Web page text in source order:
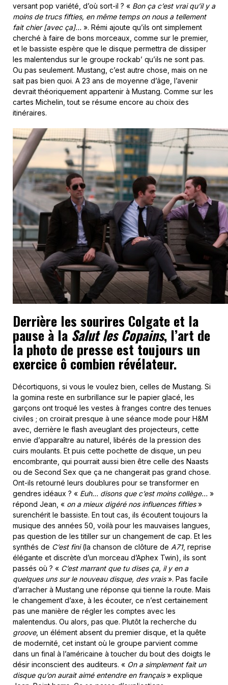
versant pop variété, d’où sort-il ? « Bon ça c’est vrai qu’il y a
moins de trucs fifties, en même temps on nous a tellement
fait chier [avec ça]… ». Rémi ajoute qu’ils ont simplement
cherché à faire de bons morceaux, comme sur le premier,
et le bassiste espère que le disque permettra de dissiper
les malentendus sur le groupe rockab’ qu’ils ne sont pas.
Ou pas seulement. Mustang, c’est autre chose, mais on ne
sait pas bien quoi. A 23 ans de moyenne d’âge, l’avenir
devrait théoriquement appartenir à Mustang. Comme sur les
cartes Michelin, tout se résume encore au choix des
itinéraires.
Derrière les sourires Colgate et la
pause à la Salut les Copains, l’art de
la photo de presse est toujours un
exercice ô combien révélateur.
Décortiquons, si vous le voulez bien, celles de Mustang. Si
la gomina reste en surbrillance sur le papier glacé, les
garçons ont troqué les vestes à franges contre des tenues
civiles ; on croirait presque à une séance mode pour H&M
avec, derrière le flash aveuglant des projecteurs, cette
envie d’apparaître au naturel, libérés de la pression des
cuirs moulants. Et puis cette pochette de disque, un peu
encombrante, qui pourrait aussi bien être celle des Naasts
ou de Second Sex que ça ne changerait pas grand chose.
Ont-ils retourné leurs doublures pour se transformer en
gendres idéaux ? « Euh… disons que c’est moins collège… »
répond Jean, « on a mieux digéré nos influences fifties»
surenchérit le bassiste. En tout cas, ils écoutent toujours la
musique des années 50, voilà pour les mauvaises langues,
pas question de les titiller sur un changement de cap. Et les
synthés de C’est fini(la chanson de clôture de A71, reprise
élégante et discrète d’un morceau d’Aphex Twin), ils sont
passés où ? « C’est marrant que tu dises ça, il y en a
quelques uns sur le nouveau disque, des vrais». Pas facile
d’arracher à Mustang une réponse qui tienne la route. Mais
le changement d’axe, à les écouter, ce n’est certainement
pas une manière de régler les comptes avec les
malentendus. Ou alors, pas que. Plutôt la recherche du
groove, un élément absent du premier disque, et la quête
de modernité, cet instant où le groupe parvient comme
dans un final à l’américaine à toucher du bout des doigts le
désir inconscient des auditeurs. « On a simplement fait un
disque qu’on aurait aimé entendre en français» explique